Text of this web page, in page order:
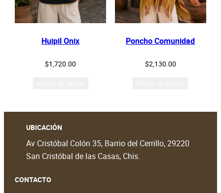
Huipil Onix
$1,720.00
Poncho Comunidad
$2,130.00
UBICACIÓN
Av Cristóbal Colón 35, Barrio del Cerrillo, 29220
San Cristóbal de las Casas, Chis.
CONTACTO